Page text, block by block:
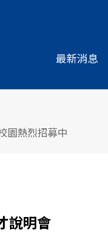
最新消息
園熱烈招募中
說明會